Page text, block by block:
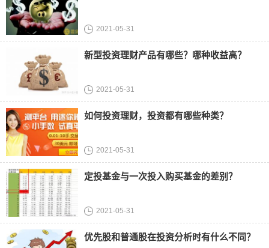
2021-05-31
新型投资理财产品有哪些？哪种收益高？
2021-05-31
如何投资理财，投资都有哪些种类？
2021-05-31
定投基金与一次投入购买基金的差别？
2021-05-31
优先股和普通股在投资分析时有什么不同？